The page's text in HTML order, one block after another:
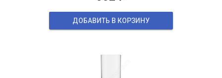
ДОБАВИТЬ В КОРЗИНУ